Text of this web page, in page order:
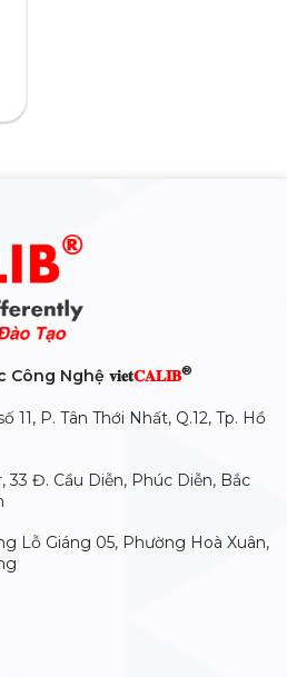
Nghệ 𝐯𝐢𝐞𝐭𝐂𝐀𝐋𝐈𝐁®
11, P. Tân Thới Nhất, Q.12, Tp. Hồ
33 Đ. Cầu Diễn, Phúc Diễn, Bắc
Lỗ Giáng 05, Phường Hoà Xuân,